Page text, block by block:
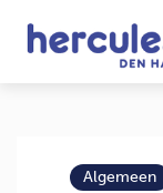
Algemeen